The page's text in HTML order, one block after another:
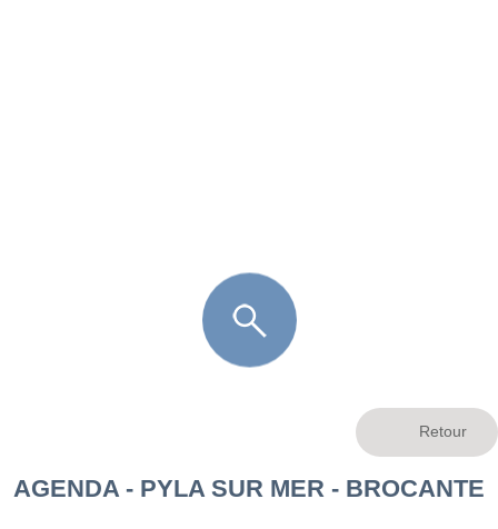
AGENDA - PYLA SUR MER - BROCANTE